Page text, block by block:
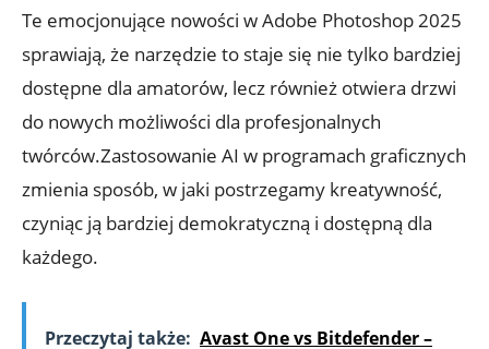
Te emocjonujące nowości w Adobe Photoshop 2025
sprawiają, że narzędzie to staje się nie tylko bardziej
dostępne dla amatorów, lecz również otwiera drzwi
do nowych możliwości dla profesjonalnych
twórców.Zastosowanie AI w programach graficznych
zmienia sposób, w jaki postrzegamy kreatywność,
czyniąc ją bardziej demokratyczną i dostępną dla
każdego.
Przeczytaj także: Avast One vs Bitdefender –